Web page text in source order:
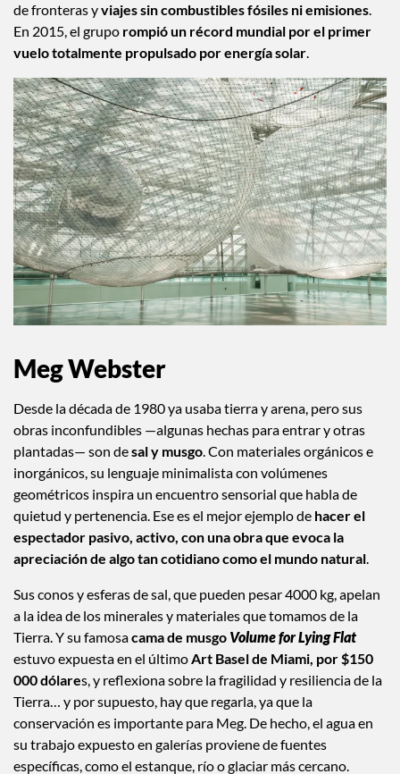
de fronteras yviajes sin combustibles fósiles ni emisiones.
En 2015, el grupo rompió un récord mundial por el primer
vuelo totalmente propulsado por energía solar.
Meg Webster
Desde la década de 1980 ya usaba tierra y arena, pero sus
obras inconfundibles —algunas hechas para entrar y otras
plantadas— son desal y musgo. Con materiales orgánicos e
inorgánicos, su lenguaje minimalista con volúmenes
geométricos inspira un encuentro sensorial que habla de
quietud y pertenencia. Ese es el mejor ejemplo de hacer el
espectador pasivo, activo, con una obra que evoca la
apreciación de algo tan cotidiano como el mundo natural.
Sus conos y esferas de sal, que pueden pesar 4000 kg, apelan
a la idea de los minerales y materiales que tomamos de la
Tierra. Y su famosacama de musgo Volume for Lying Flat
estuvo expuesta en el últimoArt Basel de Miami, por $150
000 dólares, y reflexiona sobre la fragilidad y resiliencia de la
Tierra… y por supuesto, hay que regarla, ya que la
conservación es importante para Meg. De hecho, el agua en
su trabajo expuesto en galerías proviene de fuentes
específicas, como el estanque, río o glaciar más cercano.